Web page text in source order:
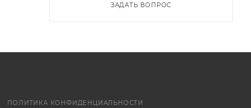
ЗАДАТЬ ВОПРОС
ПОЛИТИКА КОНФИДЕНЦИАЛЬНОСТИ